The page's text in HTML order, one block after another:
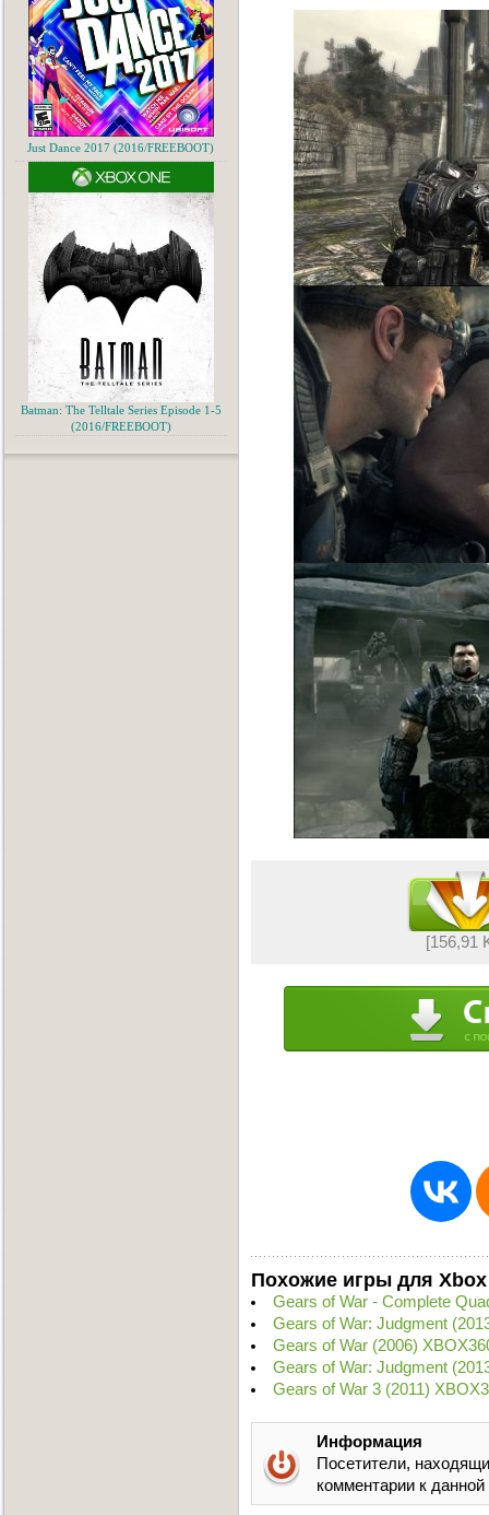
[156,91
Похожие игры для Xbox
Gears of War - Complete
Gears of War: Judgment
Gears of War (2006)
Gears of War: Judgment
Gears of War 3 (2011)
Информация
Посетители,
комментарии к
Just Dance 2017 (2016/FREEBOOT)
Batman: The Telltale Series Episode 1-5
(2016/FREEBOOT)